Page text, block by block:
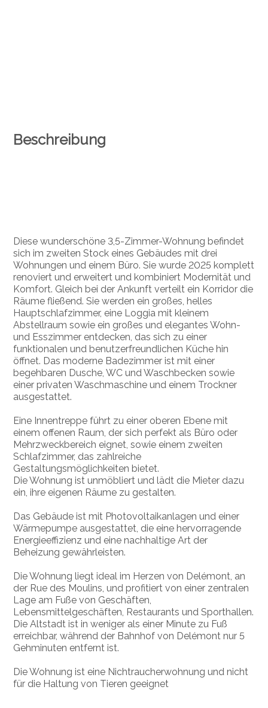
Beschreibung
Diese wunderschöne 3,5-Zimmer-Wohnung befindet
sich im zweiten Stock eines Gebäudes mit drei
Wohnungen und einem Büro. Sie wurde 2025 komplett
renoviert und erweitert und kombiniert Modernität und
Komfort. Gleich bei der Ankunft verteilt ein Korridor die
Räume fließend. Sie werden ein großes, helles
Hauptschlafzimmer, eine Loggia mit kleinem
Abstellraum sowie ein großes und elegantes Wohn-
und Esszimmer entdecken, das sich zu einer
funktionalen und benutzerfreundlichen Küche hin
öffnet. Das moderne Badezimmer ist mit einer
begehbaren Dusche, WC und Waschbecken sowie
einer privaten Waschmaschine und einem Trockner
ausgestattet.
Eine Innentreppe führt zu einer oberen Ebene mit
einem offenen Raum, der sich perfekt als Büro oder
Mehrzweckbereich eignet, sowie einem zweiten
Schlafzimmer, das zahlreiche
Gestaltungsmöglichkeiten bietet.
Die Wohnung ist unmöbliert und lädt die Mieter dazu
ein, ihre eigenen Räume zu gestalten.
Das Gebäude ist mit Photovoltaikanlagen und einer
Wärmepumpe ausgestattet, die eine hervorragende
Energieeffizienz und eine nachhaltige Art der
Beheizung gewährleisten.
Die Wohnung liegt ideal im Herzen von Delémont, an
der Rue des Moulins, und profitiert von einer zentralen
Lage am Fuße von Geschäften,
Lebensmittelgeschäften, Restaurants und Sporthallen.
Die Altstadt ist in weniger als einer Minute zu Fuß
erreichbar, während der Bahnhof von Delémont nur 5
Gehminuten entfernt ist.
Die Wohnung ist eine Nichtraucherwohnung und nicht
für die Haltung von Tieren geeignet